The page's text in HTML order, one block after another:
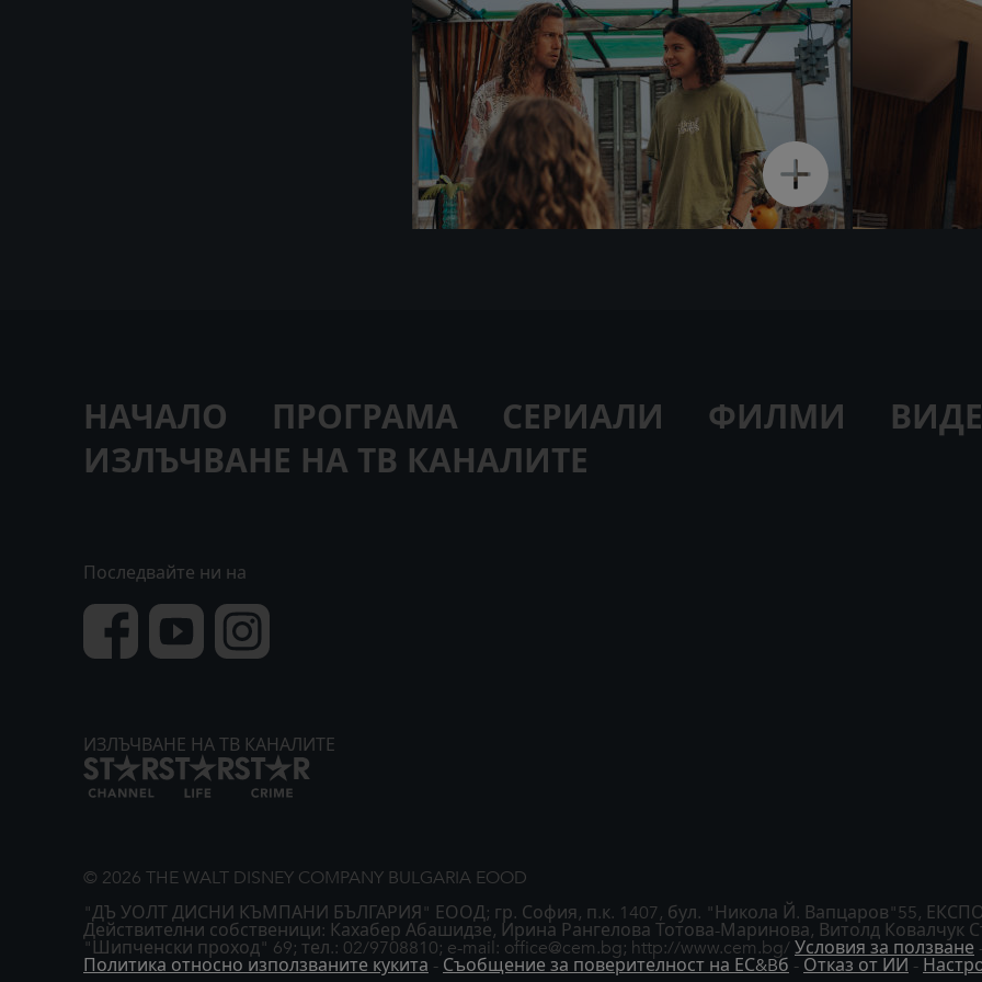
НАЧАЛО ПРОГРАМА СЕРИАЛИ ФИЛМИ
ИЗЛЪЧВАНЕ НА ТВ КАНАЛИТЕ
Последвайте ни на
ИЗЛЪЧВАНЕ НА ТВ КАНАЛИТЕ
© 2026 THE WALT DISNEY COMPANY BULGARIA EOOD
"ДЪ УОЛТ ДИСНИ КЪМПАНИ БЪЛГАРИЯ" ЕООД; гр. София, п.к. 1407, бул. "Никола Й. Вапцаров"55, ЕКСПО
Действителни собственици: Кахабер Абашидзе, Ирина Рангелова Тотова-Маринова, Витолд Ковалчук
"Шипченски проход" 69; тел.: 02/9708810; e-mail: office@cem.bg; http://www.cem.bg/Условия за ползване
Политика относно използваните кукита - Съобщение за поверителност на ЕС&Bб - Отказ от ИИ -